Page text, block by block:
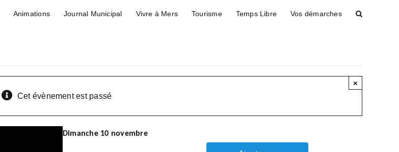
Animations Journal Municipal Vivre à Mers Tourisme Temps Libre Vos démarches
Cet évènement est passé
×
Dimanche 10 novembre